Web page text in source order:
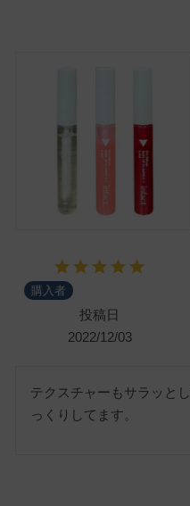
購入者
投稿日
2022/12/03
テクスチャーもサラッと
っくりしてます。